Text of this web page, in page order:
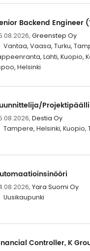
Backend Engineer
Greenstep Oy
Vantaa, Vaasa, Turku,
Lahti, Kuopio,
Helsinki
Destia Oy
Tampere, Helsinki, Kuopio,
Yara Suomi Oy
Uusikaupunki
Controller, K